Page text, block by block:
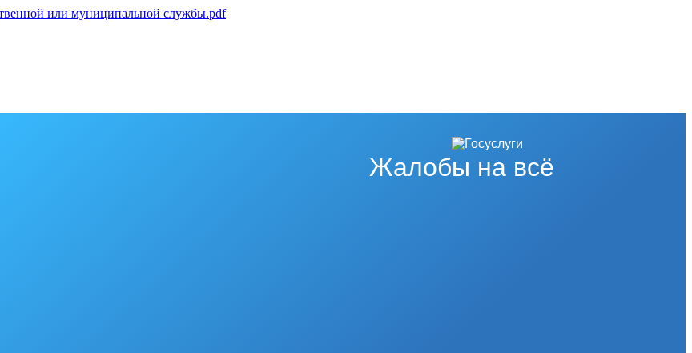
или муниципальной службы.pdf
Жалобы на всё